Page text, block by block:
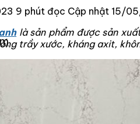
9 phút đọc Cập nhật 15/
là sản phẩm được sản
trầy xước, kháng axit,